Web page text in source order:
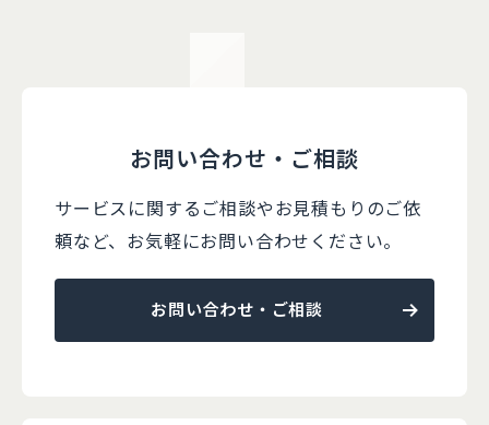
お問い合わせ・ご相談
サービスに関するご相談やお見積もりのご依
頼など、 お気軽にお問い合わせください。
お問い合わせ・ご相談